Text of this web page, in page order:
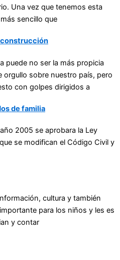
Una vez que tenemos esta
sencillo que
construcción
puede no ser la más propicia
orgullo sobre nuestro país, pero
con golpes dirigidos a
de familia
2005 se aprobara la Ley
se modifican el Código Civil y
cultura y también
para los niños y les es
y contar